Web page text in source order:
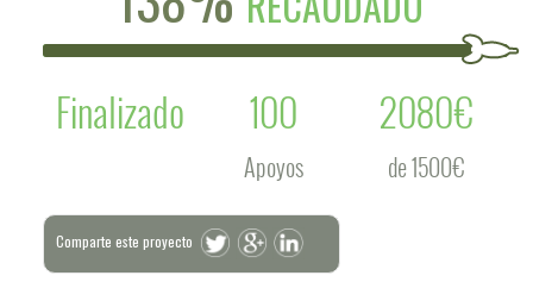
Finalizado
100
Apoyos
2080€
de 1500€
Comparte este proyecto